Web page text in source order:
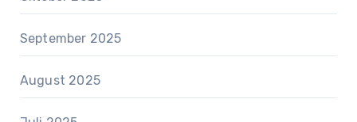
September 2025
August 2025